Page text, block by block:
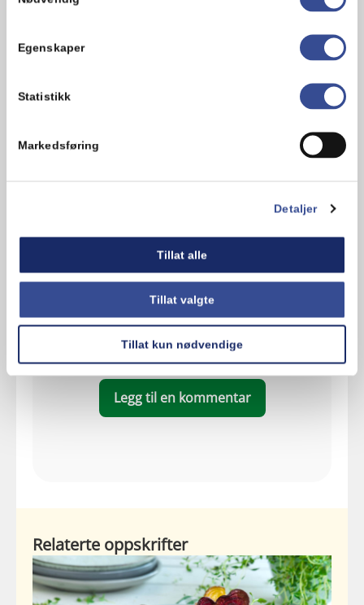
Egenskaper
Statistikk
Markedsføring
Detaljer
Tillat alle
Tillat valgte
Tillat kun nødvendige
Kommentarer
Legg til en kommentar
Relaterte oppskrifter